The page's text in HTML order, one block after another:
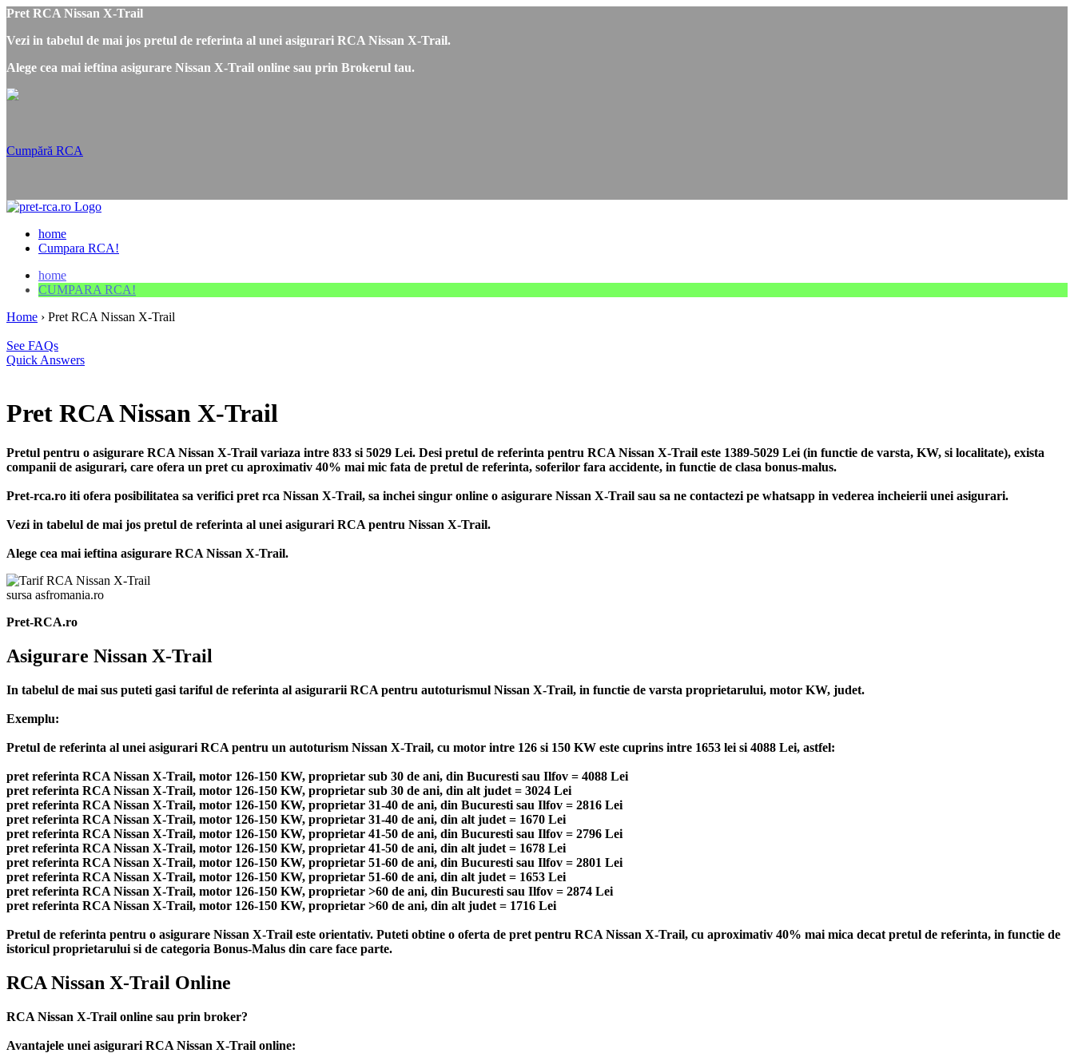
Pret RCA Nissan X-Trail
Vezi in tabelul de mai jos pretul de referinta al unei asigurari RCA Nissan X-Trail.
Alege cea mai ieftina asigurare Nissan X-Trail online sau prin Brokerul tau.
Cumpără RCA
home
Cumpara RCA!
home
CUMPARA RCA!
Home › Pret RCA Nissan X-Trail
See FAQs
Quick Answers
Pret RCA Nissan X-Trail
Pretul pentru o asigurare RCA Nissan X-Trail variaza intre 833 si 5029 Lei. Desi pretul de referinta pentru RCA Nissan X-Trail este 1389-5029 Lei (in functie de varsta, KW, si localitate), exista
companii de asigurari, care ofera un pret cu aproximativ 40% mai mic fata de pretul de referinta, soferilor fara accidente, in functie de clasa bonus-malus.
Pret-rca.ro iti ofera posibilitatea sa verifici pret rca Nissan X-Trail, sa inchei singur online o asigurare Nissan X-Trail sau sa ne contactezi pe whatsapp in vederea incheierii unei asigurari.
Vezi in tabelul de mai jos pretul de referinta al unei asigurari RCA pentru Nissan X-Trail.
Alege cea mai ieftina asigurare RCA Nissan X-Trail.
sursa asfromania.ro
Pret-RCA.ro
Asigurare Nissan X-Trail
In tabelul de mai sus puteti gasi tariful de referinta al asigurarii RCA pentru autoturismul Nissan X-Trail, in functie de varsta proprietarului, motor KW, judet.
Exemplu:
Pretul de referinta al unei asigurari RCA pentru un autoturism Nissan X-Trail, cu motor intre 126 si 150 KW este cuprins intre 1653 lei si 4088 Lei, astfel:
pret referinta RCA Nissan X-Trail, motor 126-150 KW, proprietar sub 30 de ani, din Bucuresti sau Ilfov = 4088 Lei
pret referinta RCA Nissan X-Trail, motor 126-150 KW, proprietar sub 30 de ani, din alt judet = 3024 Lei
pret referinta RCA Nissan X-Trail, motor 126-150 KW, proprietar 31-40 de ani, din Bucuresti sau Ilfov = 2816 Lei
pret referinta RCA Nissan X-Trail, motor 126-150 KW, proprietar 31-40 de ani, din alt judet = 1670 Lei
pret referinta RCA Nissan X-Trail, motor 126-150 KW, proprietar 41-50 de ani, din Bucuresti sau Ilfov = 2796 Lei
pret referinta RCA Nissan X-Trail, motor 126-150 KW, proprietar 41-50 de ani, din alt judet = 1678 Lei
pret referinta RCA Nissan X-Trail, motor 126-150 KW, proprietar 51-60 de ani, din Bucuresti sau Ilfov = 2801 Lei
pret referinta RCA Nissan X-Trail, motor 126-150 KW, proprietar 51-60 de ani, din alt judet = 1653 Lei
pret referinta RCA Nissan X-Trail, motor 126-150 KW, proprietar >60 de ani, din Bucuresti sau Ilfov = 2874 Lei
pret referinta RCA Nissan X-Trail, motor 126-150 KW, proprietar >60 de ani, din alt judet = 1716 Lei
Pretul de referinta pentru o asigurare Nissan X-Trail este orientativ. Puteti obtine o oferta de pret pentru RCA Nissan X-Trail, cu aproximativ 40% mai mica decat pretul de referinta, in functie de
istoricul proprietarului si de categoria Bonus-Malus din care face parte.
RCA Nissan X-Trail Online
RCA Nissan X-Trail online sau prin broker?
Avantajele unei asigurari RCA Nissan X-Trail online: